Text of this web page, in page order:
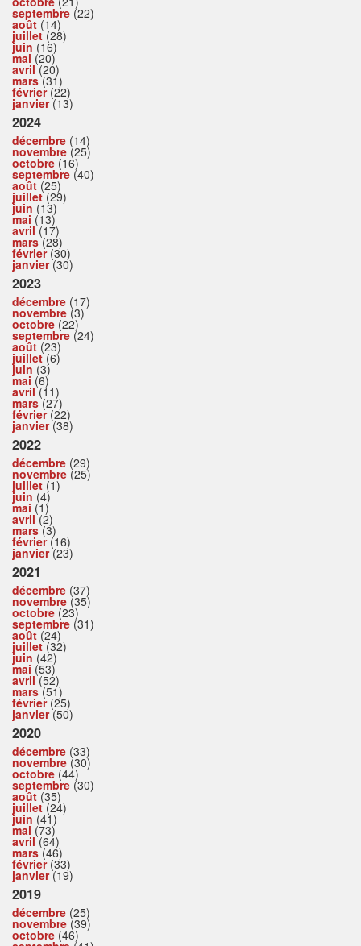
septembre (22)
août (14)
juillet(28)
juin (16)
mai (20)
avril(20)
mars(31)
février(22)
janvier(13)
2024
décembre (14)
novembre (25)
octobre (16)
septembre (40)
août (25)
juillet(29)
juin (13)
mai (13)
avril(17)
mars(28)
février(30)
janvier(30)
2023
décembre (17)
novembre (3)
octobre (22)
septembre (24)
août (23)
juillet(6)
juin (3)
mai (6)
avril(11)
mars(27)
février(22)
janvier(38)
2022
décembre (29)
novembre (25)
juillet (1)
juin (4)
mai (1)
avril(2)
mars(3)
février(16)
janvier(23)
2021
décembre (37)
novembre (35)
octobre (23)
septembre (31)
août (24)
juillet(32)
juin (42)
mai (53)
avril(52)
mars(51)
février(25)
janvier(50)
2020
décembre (33)
novembre (30)
octobre (44)
septembre (30)
août (35)
juillet(24)
juin (41)
mai (73)
avril(64)
mars(46)
février(33)
janvier(19)
2019
décembre (25)
novembre (39)
octobre (46)